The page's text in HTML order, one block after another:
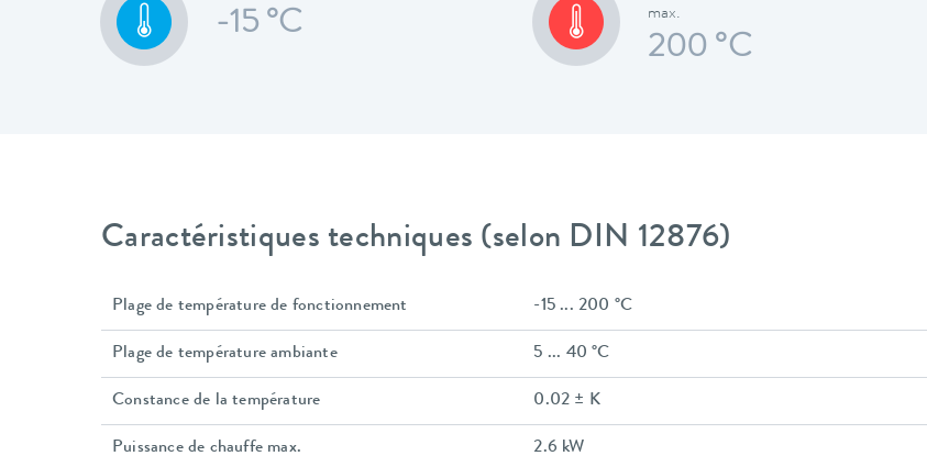
-15 °C
max.
200 °C
Caractéristiques techniques (selon DIN 12876)
Plage de température de fonctionnement -15 ... 200 °C
Plage de température ambiante 5 ... 40 °C
Constance de la température 0.02 ± K
Puissance de chauffe max. 2.6 kW